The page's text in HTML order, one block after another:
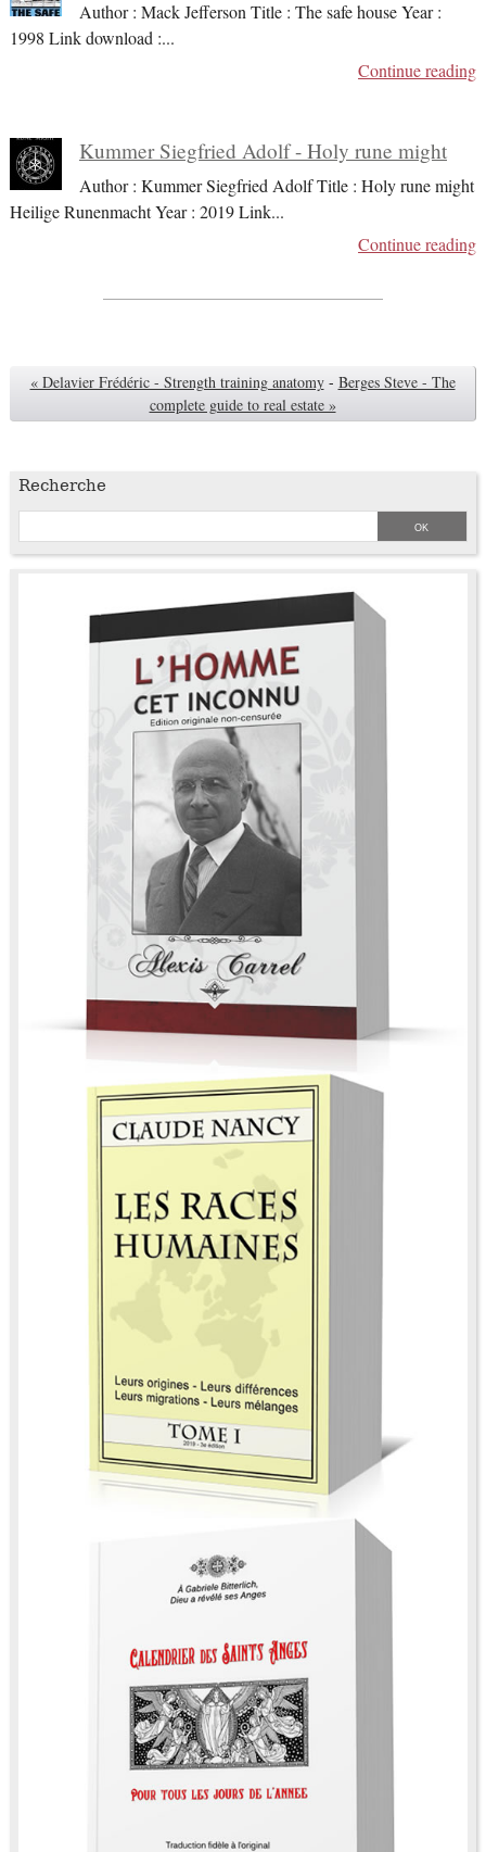
Author : Mack Jefferson Title : The safe house Year :
1998 Link download :...
Continue reading
Kummer Siegfried Adolf - Holy rune might
Author : Kummer Siegfried Adolf Title : Holy rune might
Heilige Runenmacht Year : 2019 Link...
Continue reading
« Delavier Frédéric - Strength training anatomy - Berges Steve - The
complete guide to real estate »
Recherche